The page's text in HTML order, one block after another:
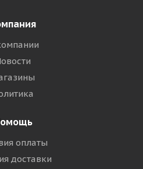
оплаты
доставки